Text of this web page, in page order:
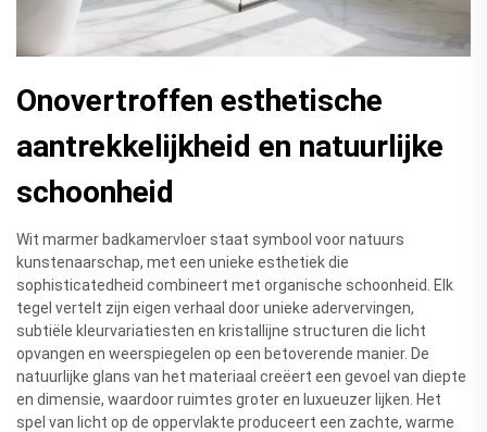
Onovertroffen esthetische
aantrekkelijkheid en natuurlijke
schoonheid
Wit marmer badkamervloer staat symbool voor natuurs
kunstenaarschap, met een unieke esthetiek die
sophisticatedheid combineert met organische schoonheid. Elk
tegel vertelt zijn eigen verhaal door unieke adervervingen,
subtiële kleurvariatiesten en kristallijne structuren die licht
opvangen en weerspiegelen op een betoverende manier. De
natuurlijke glans van het materiaal creëert een gevoel van diepte
en dimensie, waardoor ruimtes groter en luxueuzer lijken. Het
spel van licht op de oppervlakte produceert een zachte, warme